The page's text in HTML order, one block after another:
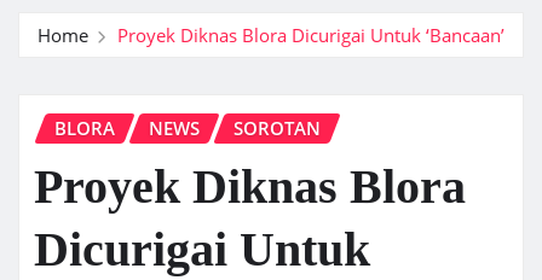
Home Proyek Diknas Blora Dicurigai Untuk ‘Bancaan’
BLORA NEWS SOROTAN
Proyek Diknas Blora
Dicurigai Untuk